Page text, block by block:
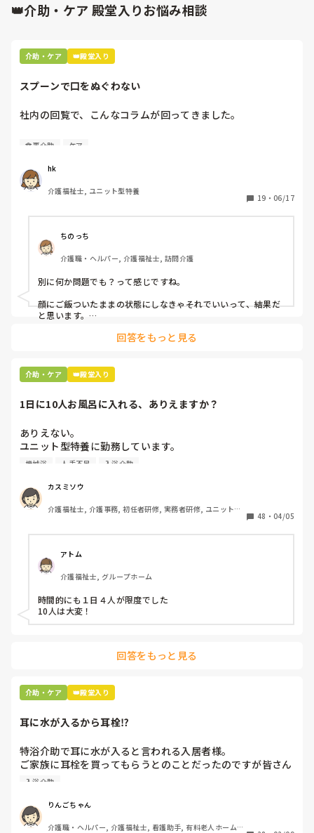
👑介助・ケア 殿堂入りお悩み相談
介助・ケア 👑殿堂入り
スプーンで口をぬぐわない
社内の回覧で、こんなコラムが回ってきました。
[スプーンで口をぬぐわない]
自分やっちゃってるなと思いました。
皆さんはどうですか⁇
食事介助 ケア
hk
介護福祉士, ユニット型特養
19 ・ 06/17
ちのっち
介護職・ヘルパー, 介護福祉士, 訪問介護
別に何か問題でも？って感じですね。
顔にご飯ついたままの状態にしなきゃそれでいいって、結果だ
と思います。
私お風呂専属でバイトしてるんですけど、お風呂の時に顔にカ
あーやってくれなかったんだなって。スプーンでぬぐったりそ
んなことすら、やらないのかね、酷いスタッフとか思いなが
回答をもっと見る
介助・ケア 👑殿堂入り
1日に10人お風呂に入れる、ありえますか？
ありえない。
ユニット型特養に勤務しています。
人手不足で入浴のない日があるため、今度1日に10人入れて
午前中に5人、午後から1人助っ人つけるので5人入れて下さ
いとのことです。
ここはほぼ全員寝たきりの方ですよ。ありえますか？
機械浴 人手不足 入浴介助
カスミソウ
介護福祉士, 介護事務, 初任者研修, 実務者研修, ユニット型
48 ・ 04/05
アトム
介護福祉士, グループホーム
時間的にも１日４人が限度でした
10人は大変！
回答をもっと見る
介助・ケア 👑殿堂入り
耳に水が入るから耳栓⁉︎
特浴介助で耳に水が入ると言われる入居者様。
ご家族に耳栓を買ってもらうとのことだったのですが皆さん
どう思われますか？
思ったのですがパートなためあまり強く言えず…
また洗髪後どうやら耳を拭いてない様子。あとから耳を拭い
入浴介助
りんごちゃん
介護職・ヘルパー, 介護福祉士, 看護助手, 有料老人ホーム,